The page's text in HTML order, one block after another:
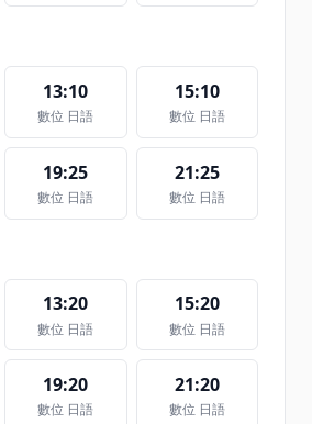
13:10
數位 日語
15:10
數位 日語
19:25
數位 日語
21:25
數位 日語
13:20
數位 日語
15:20
數位 日語
19:20
數位 日語
21:20
數位 日語